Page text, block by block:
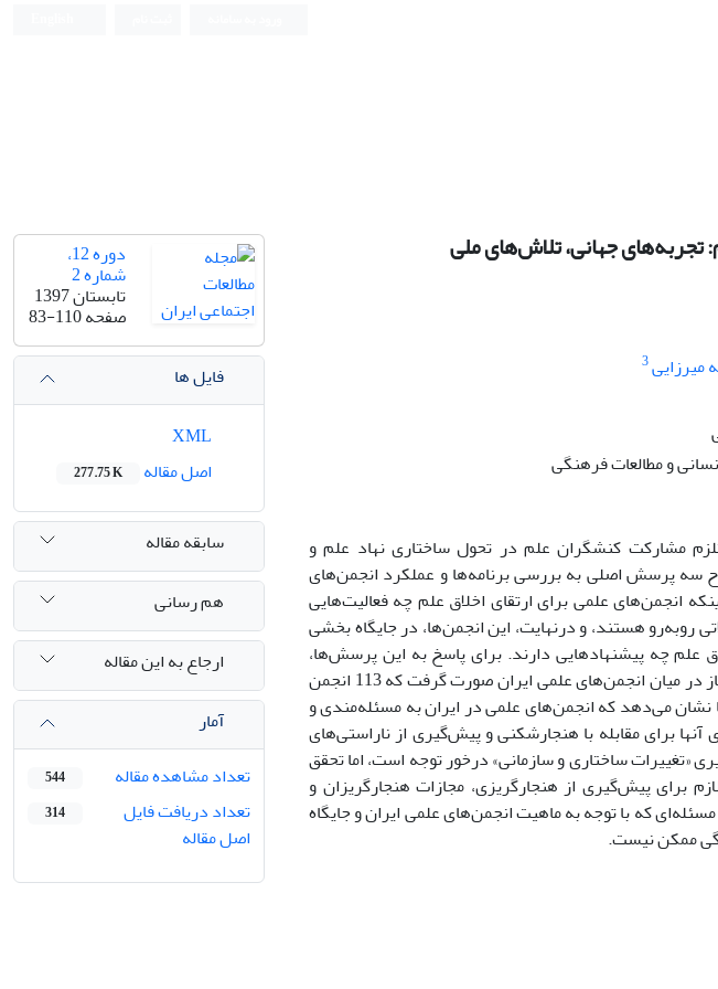
جهانی، تلاش‌های ملی
میرزایی3
و مطالعات فرهنگی
مشارکت کنشگران علم در تحول ساختاری نهاد علم و
سه پرسش اصلی به بررسی برنامه‌ها و عملکرد انجمن‌های
انجمن‌های علمی برای ارتقای اخلاق علم چه فعالیت‌هایی
روبه‌رو هستند، و درنهایت، این انجمن‌ها، در جایگاه بخشی
علم چه پیشنهادهایی دارند. برای پاسخ به این پرسش‌ها،
پیمایشی با استفاده از پرسش‌نامه و طرح پرسش‌های باز در میان انجمن‌های علمی ایران صورت گرفت که 113 انجمن
نشان می‌دهد که انجمن‌های علمی در ایران به مسئله‌مندی و
برای مقابله با هنجارشکنی و پیش‌گیری از ناراستی‌های
«تغییرات ساختاری و سازمانی» درخور توجه است، اما تحقق
برای پیش‌گیری از هنجارگریزی، مجازات هنجارگریزان و
که با توجه به ماهیت انجمن‌های علمی ایران و جایگاه
ممکن نیست.
دوره 12،
شماره 2
تابستان 1397
صفحه83-110
فایل ها
اصل مقاله
277.75 K
سابقه مقاله
هم رسانی
ارجاع به این مقاله
آمار
تعداد مشاهده مقاله
544
تعداد دریافت فایل
اصل مقاله
314